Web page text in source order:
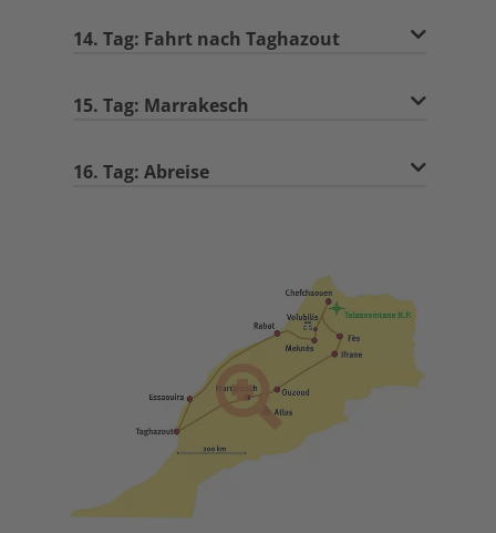
14. Tag: Fahrt nach Taghazout
15. Tag: Marrakesch
16. Tag: Abreise